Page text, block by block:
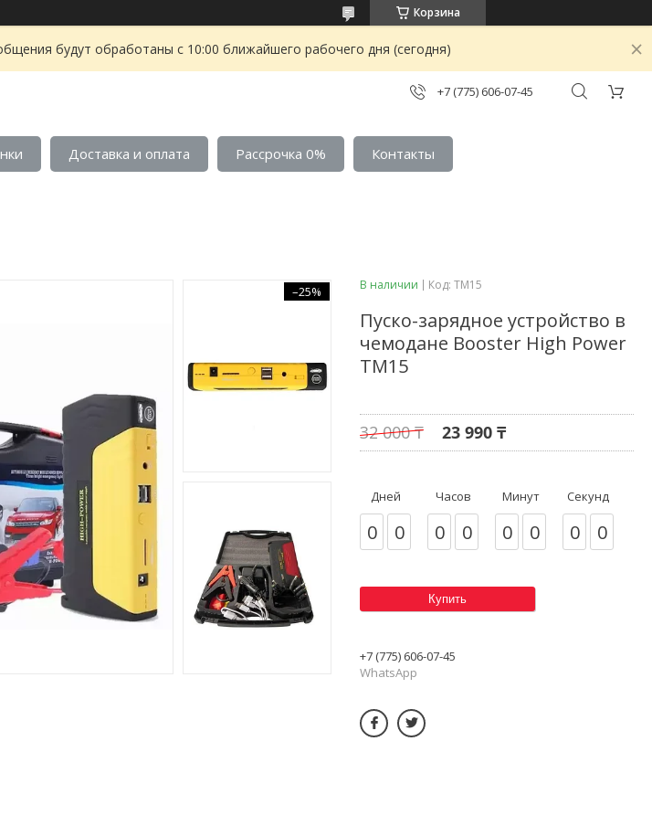
Корзина
будут обработаны с 10:00 ближайшего рабочего дня (сегодня)
+7 (775) 606-07-45
Доставка и оплата Рассрочка 0%
Контакты
–25% В наличии Код: TM15
Пуско-зарядное устройство в
чемодане Booster High Power
TM15
32 000 ₸ 23 990 ₸
Дней
0 0
Часов
0 0
Минут
0 0
Секунд
0 0
Купить
+7 (775) 606-07-45
WhatsApp